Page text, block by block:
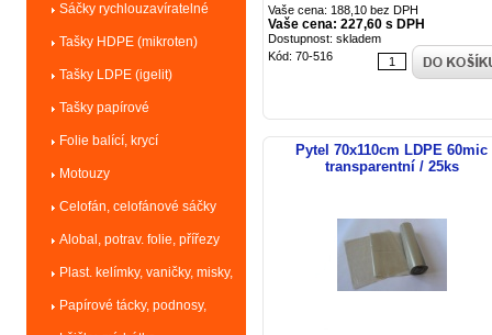
Sáčky rychlouzavíratelné
Tašky HDPE (mikroten)
Tašky LDPE (igelit)
Tašky papírové
Folie balící, krycí
Motouzy
Celofán, celofánové sáčky
Alobal, potrav. folie, přířezy
Plast. kelímky, vaničky, misky,
talíře
Papírové tácky, podnosy,
Vaše cena: 188,10 bez DPH
Vaše cena: 227,60 s DPH
Dostupnost: skladem
Kód: 70-516
Pytel 70x110cm LDPE 60mic
transparentní / 25ks